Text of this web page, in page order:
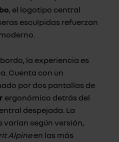
, el logotipo central
esculpidas refuerzan
la experiencia es
Cuenta con un
por dos pantallas de
ergonómico detrás del
despejada. La
según versión,
Alpineen las más